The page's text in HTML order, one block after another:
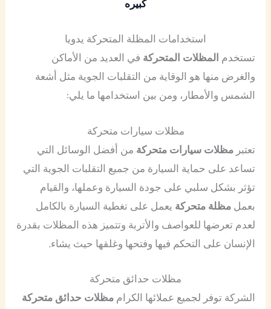
كبيره
استخدامات المظلة المتحركة يدويا
تستخدم المظلات المتحركة في العديد من الأماكن
والغرض منها هو الوقاية من التقلبات الجوية مثل أشعة
الشمس والأمطار، ومن بين استخدامها ما يلي:
مظلات سيارات متحركة
تعتبرمظلات سيارات متحركة من أفضل الوسائل التي
تساعد على حماية السيارة من جميع التقلبات الجوية التي
تؤثر بشكل سلبي على جودة السيارة وعملها، والقيام
بعملمظلة متحركة يعمل على تغطية السيارة بالكامل
لعدم تعرضها للعواصف والأتربة وتتميز هذه المظلات بقدرة
الإنسان على التحكم فيها وفتحها وغلقها حيث يشاء.
مظلات حدائق متحركة
الشركة توفر لجميع عملائها الكراممظلات حدائق متحركة